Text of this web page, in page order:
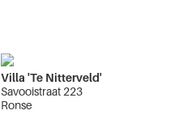
Villa 'Te Nitterveld'
Savooistraat 223
Ronse